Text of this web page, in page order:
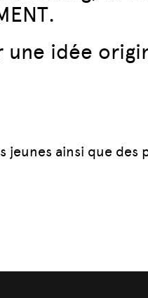
idée
ainsi que des